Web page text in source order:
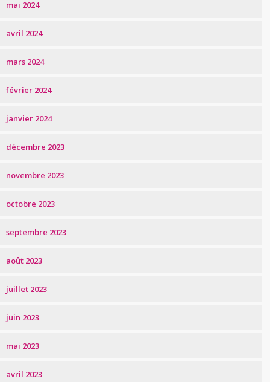
mai 2024
avril 2024
mars 2024
février 2024
janvier 2024
décembre 2023
novembre 2023
octobre 2023
septembre 2023
août 2023
juillet 2023
juin 2023
mai 2023
avril 2023